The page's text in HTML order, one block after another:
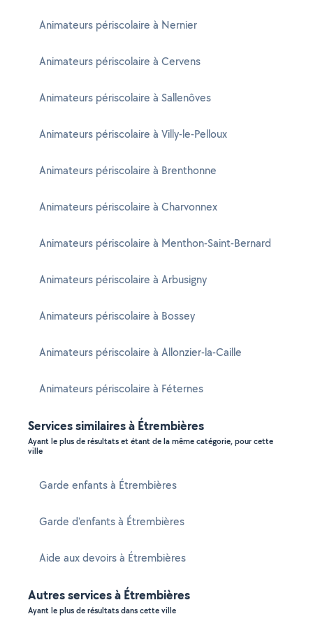
Animateurs périscolaire à Nernier
Animateurs périscolaire à Cervens
Animateurs périscolaire à Sallenôves
Animateurs périscolaire à Villy-le-Pelloux
Animateurs périscolaire à Brenthonne
Animateurs périscolaire à Charvonnex
Animateurs périscolaire à Menthon-Saint-Bernard
Animateurs périscolaire à Arbusigny
Animateurs périscolaire à Bossey
Animateurs périscolaire à Allonzier-la-Caille
Animateurs périscolaire à Féternes
Services similaires à Étrembières
Ayant le plus de résultats et étant de la même catégorie, pour cette
ville
Garde enfants à Étrembières
Garde d'enfants à Étrembières
Aide aux devoirs à Étrembières
Autres services à Étrembières
Ayant le plus de résultats dans cette ville